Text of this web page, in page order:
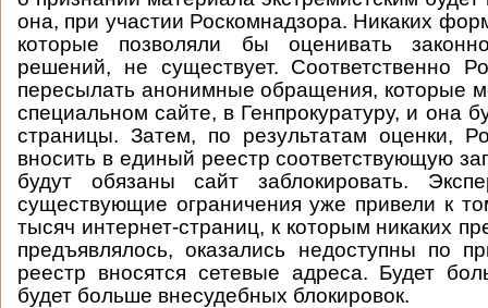
она, при участии Роскомнадзора. Никаких
которые позволяли бы оценивать
решений, не существует. Соответственно
пересылать анонимные обращения, которые
специальном сайте, в Генпрокуратуру, и она
страницы. Затем, по результатам оценки,
вносить в единый реестр соответствующую
будут обязаны сайт заблокировать.
существующие ограничения уже привели к
тысяч интернет-страниц, к которым никаких
предъявлялось, оказались недоступны по
реестр вносятся сетевые адреса. Будет
будет больше внесудебных блокировок.